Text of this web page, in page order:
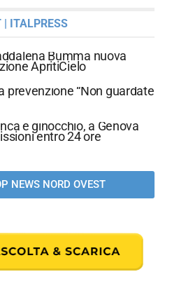
| ITALPRESS
Bumma nuova
ApritiCielo
prevenzione “Non guardate
e ginocchio, a Genova
entro 24 ore
NEWS NORD OVEST